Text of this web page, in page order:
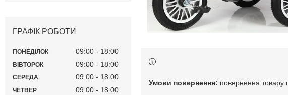
повернення товару
ГРАФІК РОБОТИ
ПОНЕДІЛОК 09:00 18:00
ВІВТОРОК 09:00 18:00
СЕРЕДА 09:00 18:00
ЧЕТВЕР 09:00 18:00